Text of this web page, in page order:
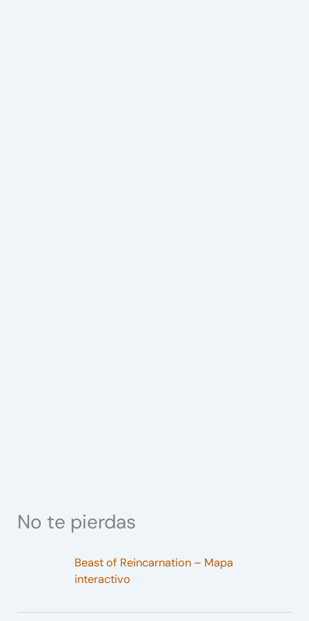
No te pierdas
Beast of Reincarnation – Mapa
interactivo